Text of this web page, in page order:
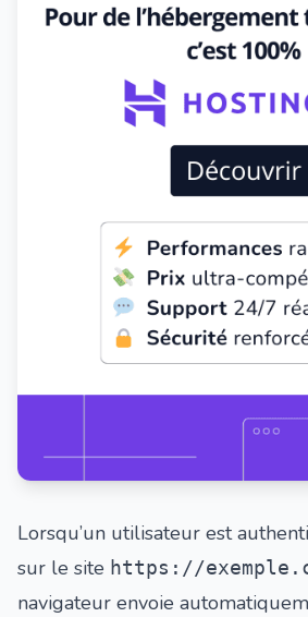
Lorsqu’un utilisateur est
sur le site https://
navigateur envoie